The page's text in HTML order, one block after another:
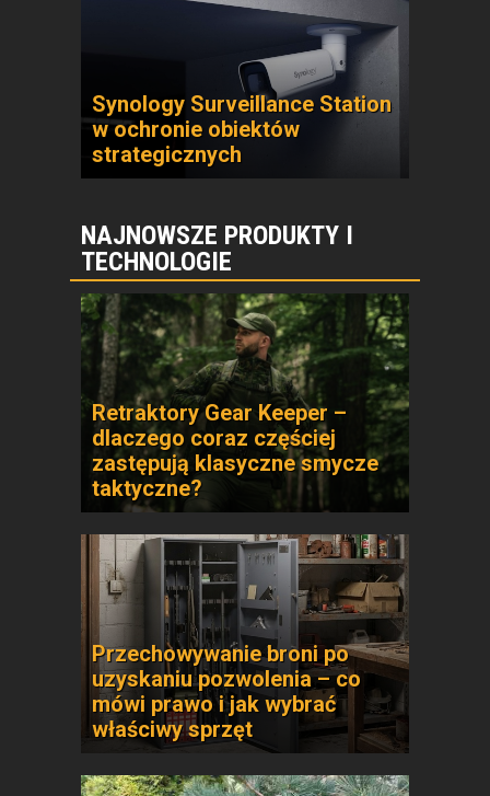
Synology Surveillance Station
w ochronie obiektów
strategicznych
NAJNOWSZE PRODUKTY I
TECHNOLOGIE
Retraktory Gear Keeper –
dlaczego coraz częściej
zastępują klasyczne smycze
taktyczne?
Przechowywanie broni po
uzyskaniu pozwolenia – co
mówi prawo i jak wybrać
właściwy sprzęt